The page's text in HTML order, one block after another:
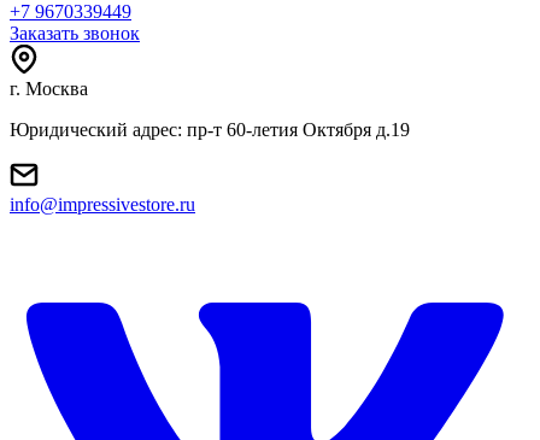
+7 9670339449
Заказать звонок
г. Москва
Юридический адрес: пр-т 60-летия Октября д.19
info@impressivestore.ru